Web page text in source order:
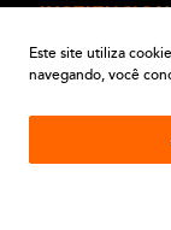
AJUDA E
Este site utiliza
navegando, você